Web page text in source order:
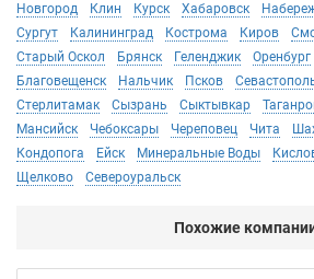
Новгород
Клин Курск Хабаровск
Сургут
Калининград Кострома Киров
Старый Оскол
Брянск Геленджик Оренбург
Благовещенск
Нальчик Псков
Стерлитамак
Сызрань Сыктывкар
Мансийск
Чебоксары Череповец Чита
Кондопога
Ейск Минеральные Воды
Щелково
Североуральск
Похожие